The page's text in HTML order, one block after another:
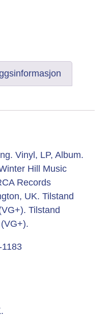
Vinyl, LP, Album.
Hill Music
Records
UK. Tilstand
Tilstand